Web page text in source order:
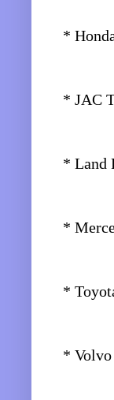
*
* JAC
* Land
*
*
*